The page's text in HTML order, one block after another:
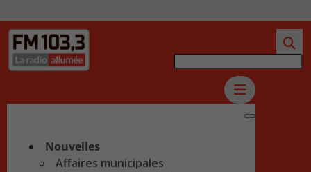
Nouvelles
Affaires municipales